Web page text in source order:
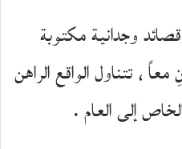
وجدانية مكتوبة
، تتناول الواقع الراهن
إلى العام .